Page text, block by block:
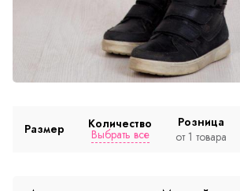
Размер Количество
Выбрать все
Розница
от 1 товара